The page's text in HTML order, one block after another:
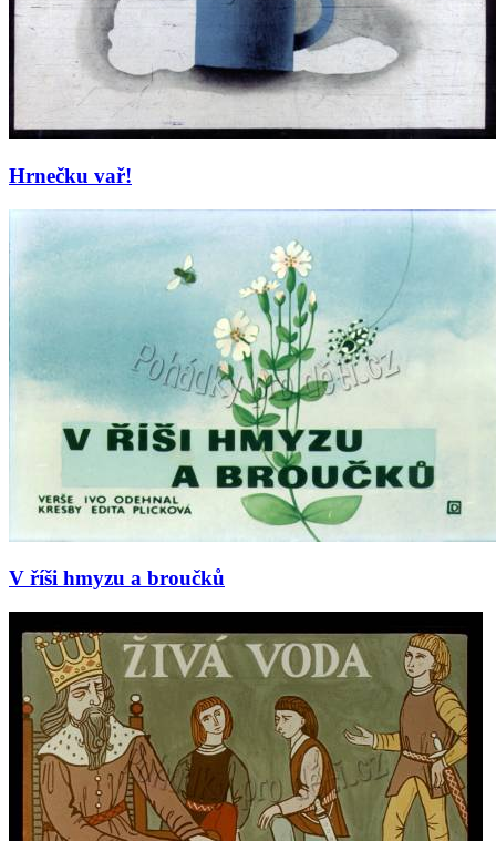
Hrnečku vař!
V říši hmyzu a broučků